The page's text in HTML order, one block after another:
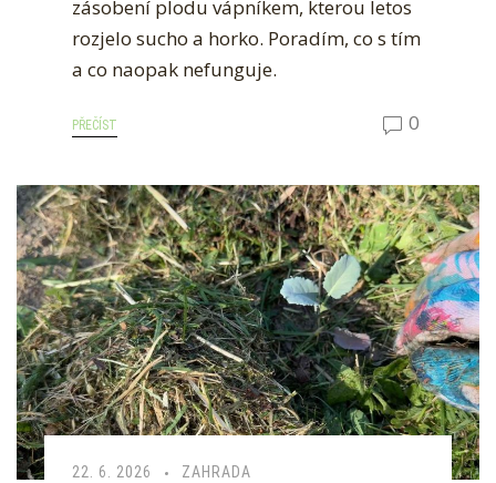
zásobení plodu vápníkem, kterou letos
rozjelo sucho a horko. Poradím, co s tím
a co naopak nefunguje.
PŘEČÍST 0
22. 6. 2026 ZAHRADA